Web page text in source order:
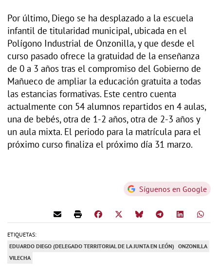
Por último, Diego se ha desplazado a la escuela
infantil de titularidad municipal, ubicada en el
Polígono Industrial de Onzonilla, y que desde el
curso pasado ofrece la gratuidad de la enseñanza
de 0 a 3 años tras el compromiso del Gobierno de
Mañueco de ampliar la educación gratuita a todas
las estancias formativas. Este centro cuenta
actualmente con 54 alumnos repartidos en 4 aulas,
una de bebés, otra de 1-2 años, otra de 2-3 años y
un aula mixta. El periodo para la matrícula para el
próximo curso finaliza el próximo día 31 marzo.
Síguenos en Google
ETIQUETAS:
EDUARDO DIEGO (DELEGADO TERRITORIAL DE LA JUNTA EN LEÓN) ONZONILLA
VILECHA